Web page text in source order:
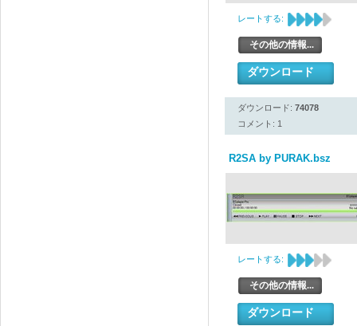
レートする:
その他の情報...
ダウンロード
ダウンロード: 74078
コメント: 1
R2SA by PURAK.bsz
レートする:
その他の情報...
ダウンロード